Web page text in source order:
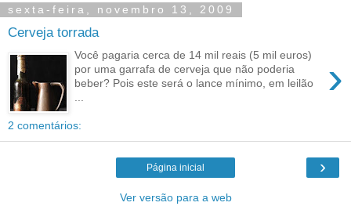
sexta-feira, novembro 13, 2009
Cerveja torrada
›
Você pagaria cerca de 14 mil reais (5 mil euros)
por uma garrafa de cerveja que não poderia
beber? Pois este será o lance mínimo, em leilão
2 comentários:
›
Página inicial
Ver versão para a web